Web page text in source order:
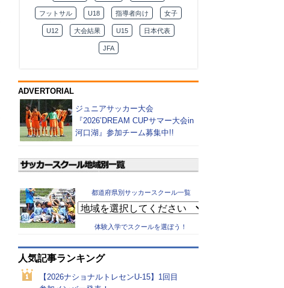
フットサル U18 指導者向け 女子
U12 大会結果 U15 日本代表
JFA
ADVERTORIAL
ジュニアサッカー大会
『2026’DREAM CUPサマー大会in
河口湖』参加チーム募集中!!
都道府県別サッカースクール一覧
体験入学でスクールを選ぼう！
人気記事ランキング
【2026ナショナルトレセンU-15】1回目